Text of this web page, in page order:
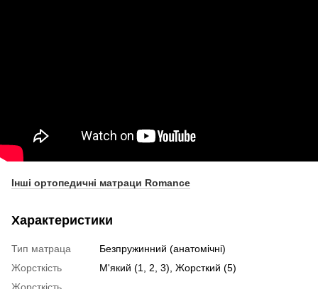
Інші ортопедичні матраци Romance
Характеристики
Тип матраца
Безпружинний (анатомічні)
Жорсткість
М'який (1, 2, 3), Жорсткий (5)
Жорсткість